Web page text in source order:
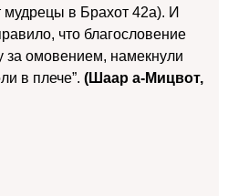
мудрецы в Брахот 42а). И
что благословение
за омовением, намекнули
в плече”. (Шаар а-Мицвот,